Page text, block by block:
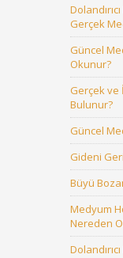
Gerçek
Güncel
Okunur?
Gerçek ve
Bulunur?
Güncel
Gideni
Büyü
Medyum
Nereden